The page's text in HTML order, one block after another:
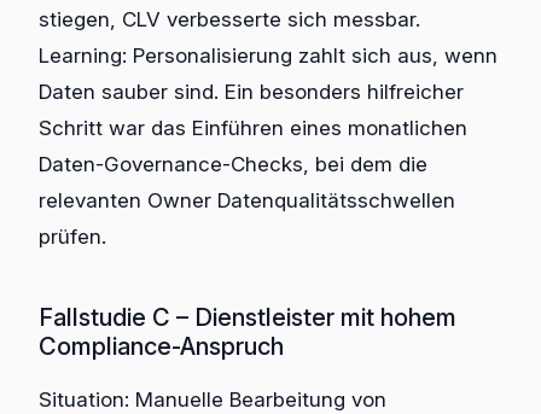
stiegen, CLV verbesserte sich messbar.
Learning: Personalisierung zahlt sich aus, wenn
Daten sauber sind. Ein besonders hilfreicher
Schritt war das Einführen eines monatlichen
Daten-Governance-Checks, bei dem die
relevanten Owner Datenqualitätsschwellen
prüfen.
Fallstudie C – Dienstleister mit hohem
Compliance-Anspruch
Situation: Manuelle Bearbeitung von